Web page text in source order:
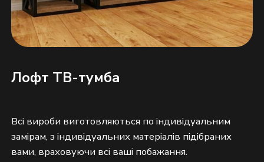
Лофт ТВ-тумба
Всі вироби виготовляються по індивідуальним
замірам, з індивідуальних матеріалів підібраних